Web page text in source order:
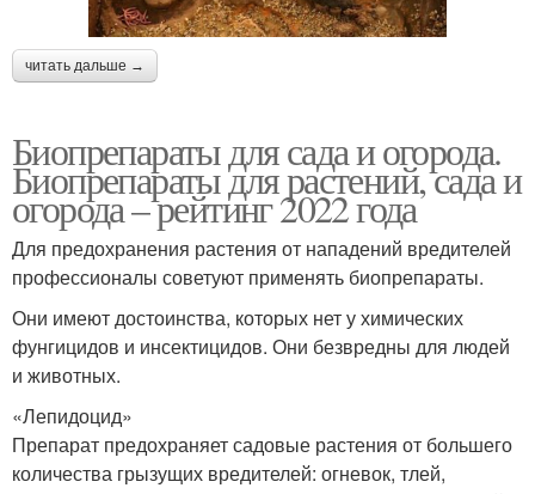
читать дальше →
Биопрепараты для сада и огорода.
Биопрепараты для растений, сада и
огорода – рейтинг 2022 года
Для предохранения растения от нападений вредителей
профессионалы советуют применять биопрепараты.
Они имеют достоинства, которых нет у химических
фунгицидов и инсектицидов. Они безвредны для людей
и животных.
«Лепидоцид»
Препарат предохраняет садовые растения от большего
количества грызущих вредителей: огневок, тлей,